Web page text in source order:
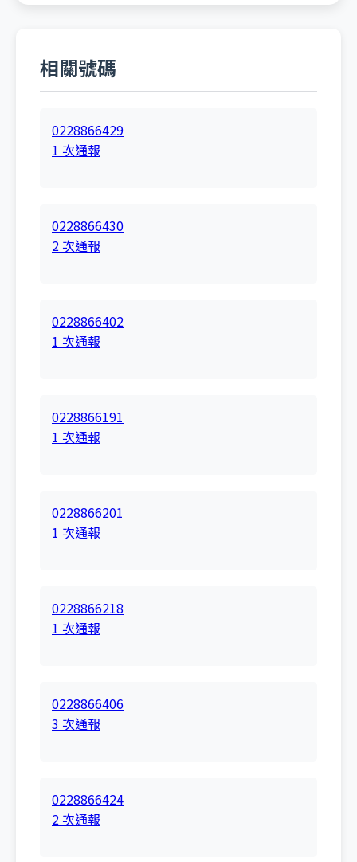
相關號碼
0228866429
1 次通報
0228866430
2 次通報
0228866402
1 次通報
0228866191
1 次通報
0228866201
1 次通報
0228866218
1 次通報
0228866406
3 次通報
0228866424
2 次通報